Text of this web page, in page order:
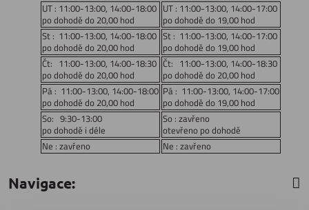
UT : 11:00-13:00, 14:00-18:00
po dohodě do 20,00 hod
UT : 11:00-13:00, 14:00-17:00
po dohodě do 19,00 hod
St : 11:00-13:00, 14:00-18:00
po dohodě do 20,00 hod
St : 11:00-13:00, 14:00-17:00
po dohodě do 19,00 hod
Čt: 11:00-13:00, 14:00-18:30
po dohodě do 20,00 hod
Čt: 11:00-13:00, 14:00-18:30
po dohodě do 20,00 hod
Pá : 11:00-13:00, 14:00-18:00
po dohodě do 20,00 hod
Pá : 11:00-13:00, 14:00-17:00
po dohodě do 19,00 hod
So: 9:30-13:00
po dohodě i déle
So : zavřeno
otevřeno po dohodě
Ne : zavřeno
Ne : zavřeno
Navigace: